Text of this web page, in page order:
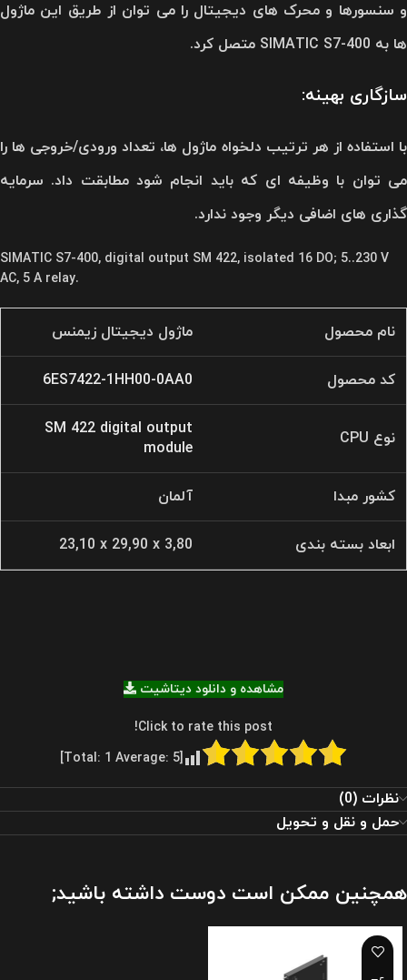
و سنسورها و محرک های دیجیتال را می توان از طریق این ماژول
ها به SIMATIC S7-400 متصل کرد.
سازگاری بهینه:
با استفاده از هر ترتیب دلخواه ماژول ها، تعداد ورودی/خروجی ها را
می توان با وظیفه ای که باید انجام شود مطابقت داد. سرمایه
گذاری های اضافی دیگر وجود ندارد.
SIMATIC S7-400, digital output SM 422, isolated 16 DO; 5..230 V
AC, 5 A relay.
نام محصول ماژول دیجیتال زیمنس
کد محصول 6ES7422-1HH00-0AA0
نوع CPU
SM 422 digital output
module
کشور مبدا آلمان
ابعاد بسته بندی 23,10 x 29,90 x 3,80
مشاهده و دانلود دیتاشیت
Click to rate this post!
[Total:
1 Average: 5
]
نظرات (0)
حمل و نقل و تحویل
همچنین ممکن است دوست داشته باشید;